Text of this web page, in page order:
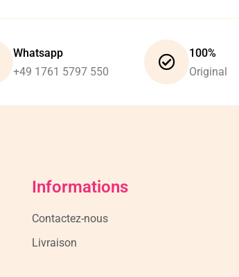
Whatsapp
+49 1761 5797 550
100%
Original
Informations
Contactez-nous
Livraison